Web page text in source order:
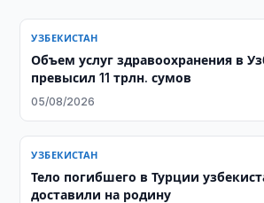
УЗБЕКИСТАН
​​​​​​​Объем услуг здравоохранения в
превысил 11 трлн. сумов
05/08/2026
УЗБЕКИСТАН
Тело погибшего в Турции
доставили на родину